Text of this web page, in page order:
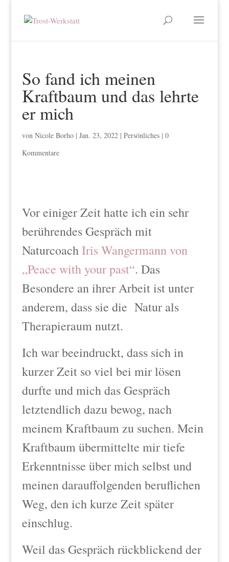
So fand ich meinen
Kraftbaum und das lehrte
er mich
von Nicole Borho| Jan. 23, 2022| Persönliches| 0
Kommentare
Vor einiger Zeit hatte ich ein sehr
berührendes Gespräch mit
NaturcoachIris Wangermann von
„Peace with your past“. Das
Besondere an ihrer Arbeit ist unter
anderem, dass sie die Natur als
Therapieraum nutzt.
Ich war beeindruckt, dass sich in
kurzer Zeit so viel bei mir lösen
durfte und mich das Gespräch
letztendlich dazu bewog, nach
meinem Kraftbaum zu suchen. Mein
Kraftbaum übermittelte mir tiefe
Erkenntnisse über mich selbst und
meinen darauffolgenden beruflichen
Weg, den ich kurze Zeit später
einschlug.
Weil das Gespräch rückblickend der